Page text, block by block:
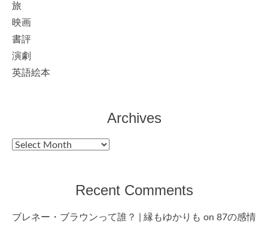
旅
映画
書評
演劇
英語絵本
Archives
Archives
Recent Comments
ブレネー・ブラウンって誰？ | 縁もゆかりも on 87の感情